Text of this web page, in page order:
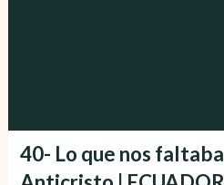
40- Lo que nos